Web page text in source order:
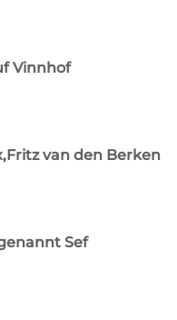
Vinnhof
van den Berken
Sef